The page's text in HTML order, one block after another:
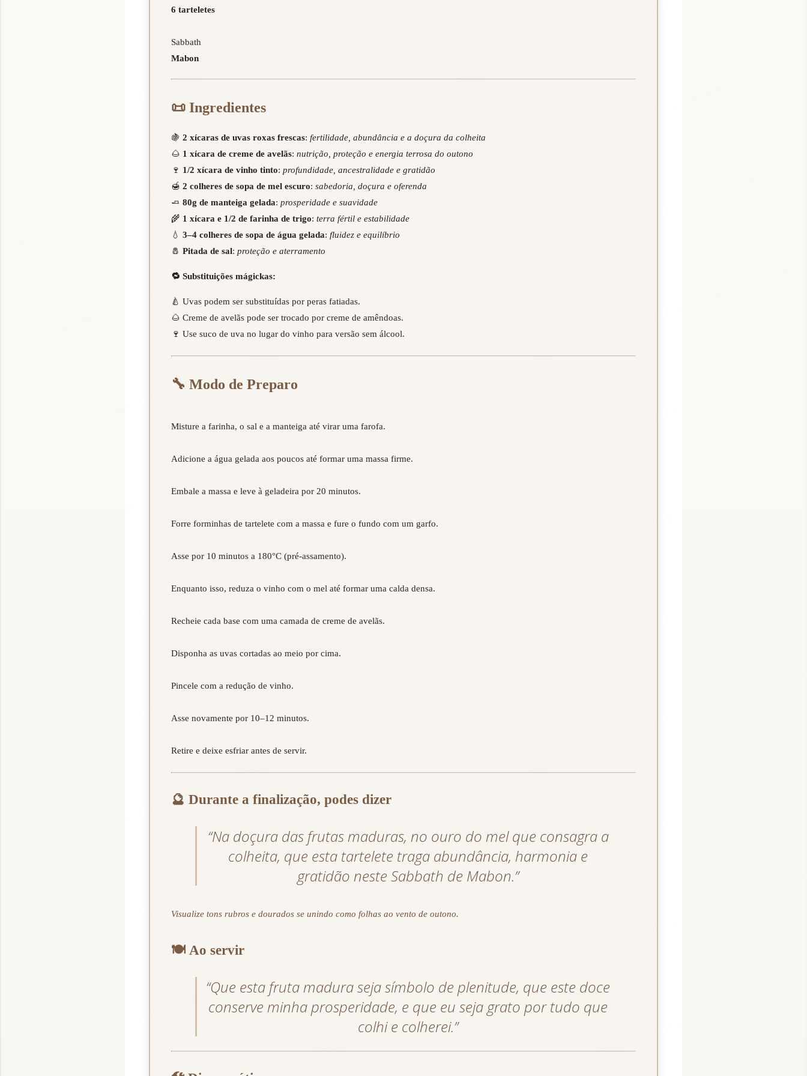
6 tarteletes
Mabon
📜 Ingredientes
🍇 2 xícaras de uvas roxas frescas: fertilidade, abundância e a doçura da colheita
🌰 1 xícara de creme de avelãs: nutrição, proteção e energia terrosa do outono
🍷 1/2 xícara de vinho tinto: profundidade, ancestralidade e gratidão
🍯 2 colheres de sopa de mel escuro: sabedoria, doçura e oferenda
🧈 80g de manteiga gelada: prosperidade e suavidade
🌾 1 xícara e 1/2 de farinha de trigo: terra fértil e estabilidade
💧 3–4 colheres de sopa de água gelada: fluidez e equilíbrio
🧂 Pitada de sal: proteção e aterramento
🔁 Substituições mágickas:
🍐 Uvas podem ser substituídas por peras fatiadas.
🌰 Creme de avelãs pode ser trocado por creme de amêndoas.
🍷 Use suco de uva no lugar do vinho para versão sem álcool.
🔧 Modo de Preparo
Misture a farinha, o sal e a manteiga até virar uma farofa.
Adicione a água gelada aos poucos até formar uma massa firme.
Embale a massa e leve à geladeira por 20 minutos.
Forre forminhas de tartelete com a massa e fure o fundo com um garfo.
Asse por 10 minutos a 180°C (pré-assamento).
Enquanto isso, reduza o vinho com o mel até formar uma calda densa.
Recheie cada base com uma camada de creme de avelãs.
Disponha as uvas cortadas ao meio por cima.
Pincele com a redução de vinho.
Asse novamente por 10–12 minutos.
🔮 Durante a finalização, podes dizer
“Na doçura das frutas maduras, no ouro do mel que consagra a
colheita, que esta tartelete traga abundância, harmonia e
gratidão neste Sabbath de Mabon.”
Visualize tons rubros e dourados se unindo como folhas ao vento de outono.
🍽️ Ao servir
“Que esta fruta madura seja símbolo de plenitude, que este doce
conserve minha prosperidade, e que eu seja grato por tudo que
colhi e colherei.”